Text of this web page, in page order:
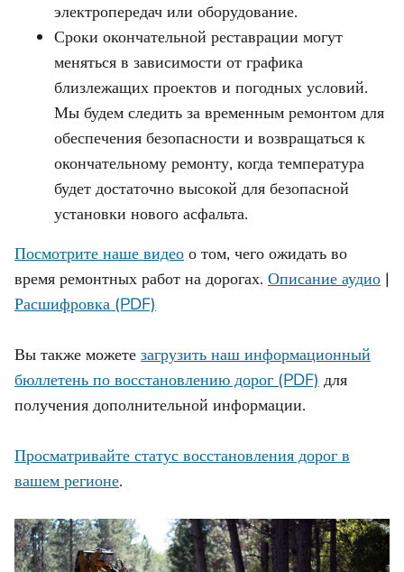
электропередач или оборудование.
Сроки окончательной реставрации могут
меняться в зависимости от графика
близлежащих проектов и погодных условий.
Мы будем следить за временным ремонтом для
обеспечения безопасности и возвращаться к
окончательному ремонту, когда температура
будет достаточно высокой для безопасной
установки нового асфальта.
Посмотрите наше видео о том, чего ожидать во
время ремонтных работ на дорогах. Описание аудио |
Расшифровка (PDF)
Вы также можете загрузить наш информационный
бюллетень по восстановлению дорог (PDF) для
получения дополнительной информации.
Просматривайте статус восстановления дорог в
вашем регионе.